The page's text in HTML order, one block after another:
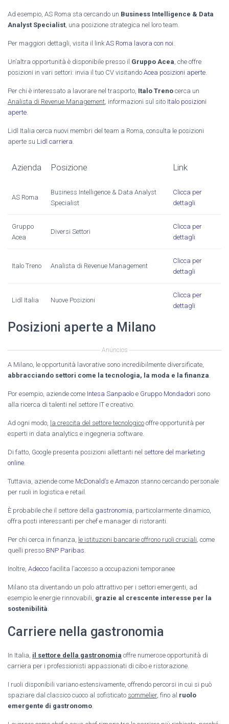
Ad esempio, AS Roma sta cercando un Business Intelligence & Data
Analyst Specialist , una posizione strategica nel loro team.
Per maggiori dettagli, visita il link AS Roma lavora con noi
Un’altra opportunità è disponibile presso il Gruppo Acea , che offre
posizioni in vari settori: invia il tuo CV visitando Acea posizioni aperte
Per chi è interessato a lavorare nel trasporto, Italo Treno cerca un
Analista di Revenue Management , informazioni sul sito Italo posizioni
aperte
Lidl Italia cerca nuovi membri del team a Roma, consulta le posizioni
aperte su Lidl carriera
Azienda Posizione Link
AS Roma
Business Intelligence & Data Analyst
Specialist
Clicca per
dettagli
Gruppo
Acea
Diversi Settori
Clicca per
dettagli
Italo Treno Analista di Revenue Management
Clicca per
dettagli
Lidl Italia Nuove Posizioni
Clicca per
dettagli
Posizioni aperte a Milano
Anúncios
A Milano, le opportunità lavorative sono incredibilmente diversificate,
abbracciando settori come la tecnologia, la moda e la finanza
Por esempio, aziende come Intesa Sanpaolo e Gruppo Mondadori sono
alla ricerca di talenti nel settore IT e creativo.
Ad ogni modo, la crescita del settore tecnologico offre opportunità per
esperti in data analytics e ingegneria software.
Di fatto, Google presenta posizioni allettanti nel settore del marketing
online
Tuttavia, aziende come McDonald’s e Amazon stanno cercando personale
per ruoli in logistica e retail.
È probabile che il settore della gastronomia , particolarmente dinamico,
offra posti interessanti per chef e manager di ristoranti.
Per chi cerca in finanza, le istituzioni bancarie offrono ruoli cruciali , come
quelli presso BNP Paribas
Inoltre, Adecco facilita l’accesso a occupazioni temporanee
Milano sta diventando un polo attrattivo per i settori emergenti, ad
esempio le energie rinnovabili, grazie al crescente interesse per la
sostenibilità
Carriere nella gastronomia
In Italia, il settore della gastronomia offre numerose opportunità di
carriera per i professionisti appassionati di cibo e ristorazione.
I ruoli disponibili variano estensivamente, offrendo percorsi in cui si può
spaziare dal classico cuoco al sofisticato sommelier, fino al ruolo
emergente di gastronomo